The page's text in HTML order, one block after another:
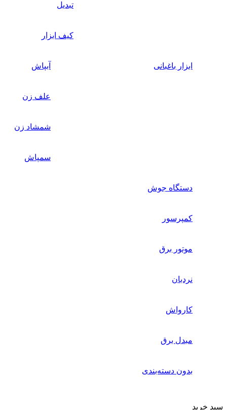
تبدیل
کیف ابزار
ابزار باغبانی آبپاش
علف زن
شمشاد زن
سمپاش
دستگاه جوش
کمپرسور
موتور برق
نردبان
کارواش
مبدل برق
بدون دسته‌بندی
سبد خرید